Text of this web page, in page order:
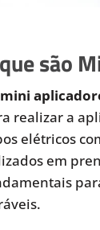
são
mini
realizar a
elétricos
em